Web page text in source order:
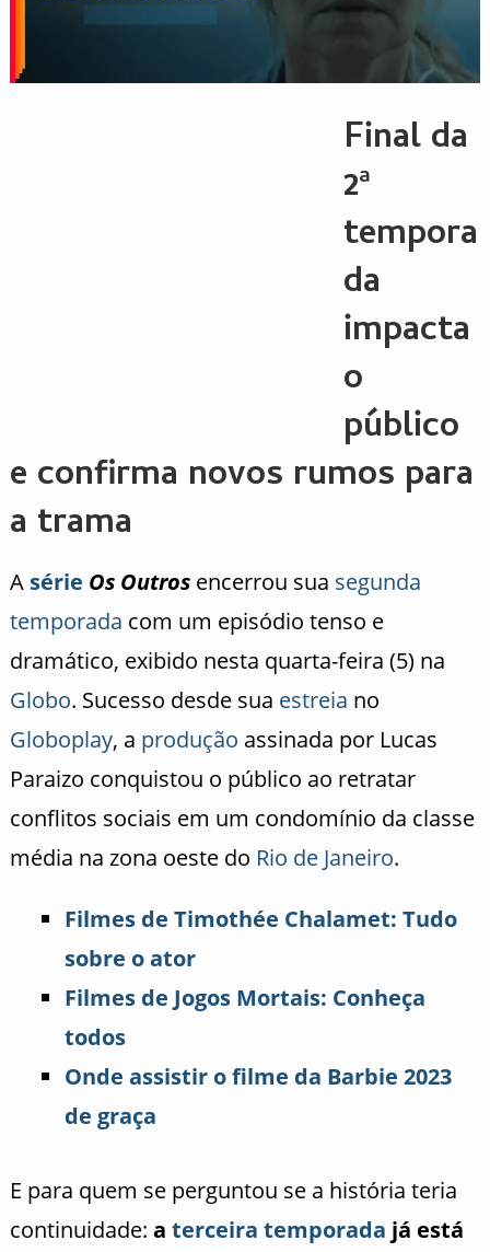
Final da
2ª
tempora
da
impacta
o
público
e confirma novos rumos para
a trama
A série Os Outrosencerrou sua segunda
temporada com um episódio tenso e
dramático, exibido nesta quarta-feira (5) na
Globo. Sucesso desde sua estreia no
Globoplay, a produção assinada por Lucas
Paraizo conquistou o público ao retratar
conflitos sociais em um condomínio da classe
média na zona oeste do Rio de Janeiro.
Filmes de Timothée Chalamet: Tudo
sobre o ator
Filmes de Jogos Mortais: Conheça
todos
Onde assistir o filme da Barbie 2023
de graça
E para quem se perguntou se a história teria
continuidade: a terceira temporada já está